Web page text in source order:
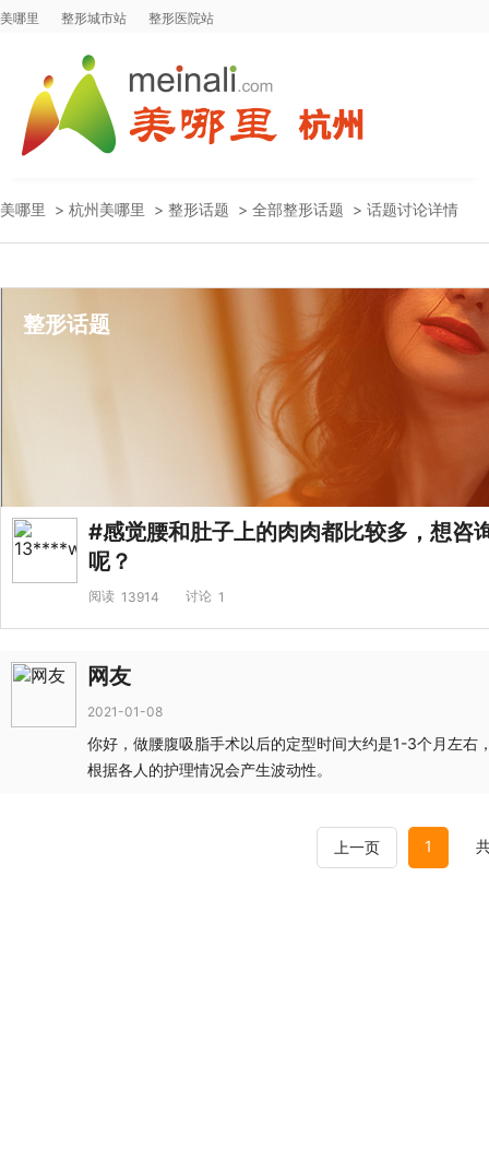
美哪里 整形城市站 整形医院站
美哪里 > 杭州美哪里 > 整形话题 > 全部整形话题 > 话题讨论详情
整形话题
#感觉腰和肚子上的肉肉都比较多，想咨
呢？
阅读 13914 讨论 1
网友
2021-01-08
你好，做腰腹吸脂手术以后的定型时间大约是1-3个月左
根据各人的护理情况会产生波动性。
上一页 1